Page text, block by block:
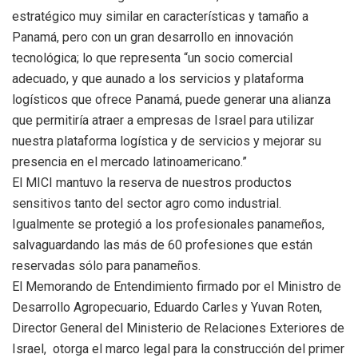
estratégico muy similar en características y tamaño a
Panamá, pero con un gran desarrollo en innovación
tecnológica; lo que representa “un socio comercial
adecuado, y que aunado a los servicios y plataforma
logísticos que ofrece Panamá, puede generar una alianza
que permitiría atraer a empresas de Israel para utilizar
nuestra plataforma logística y de servicios y mejorar su
presencia en el mercado latinoamericano.”
El MICI mantuvo la reserva de nuestros productos
sensitivos tanto del sector agro como industrial.
Igualmente se protegió a los profesionales panameños,
salvaguardando las más de 60 profesiones que están
reservadas sólo para panameños.
El Memorando de Entendimiento firmado por el Ministro de
Desarrollo Agropecuario, Eduardo Carles y Yuvan Roten,
Director General del Ministerio de Relaciones Exteriores de
Israel, otorga el marco legal para la construcción del primer